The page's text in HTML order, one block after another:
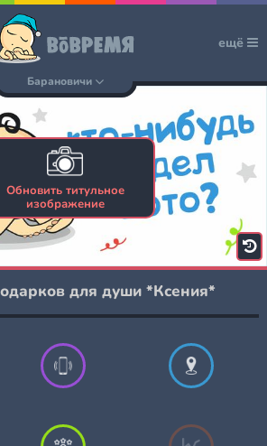
ещё
Барановичи
Обновить титульное
изображение
для души *Ксения*